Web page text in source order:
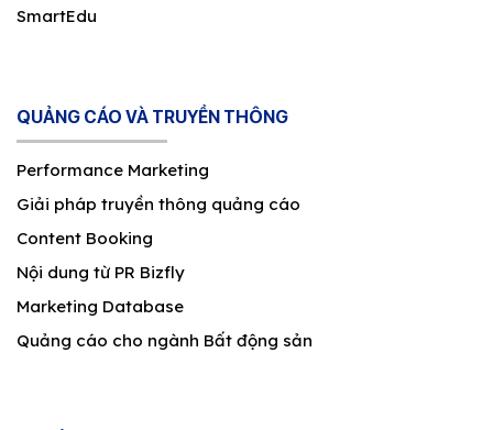
SmartEdu
QUẢNG CÁO VÀ TRUYỀN THÔNG
Performance Marketing
Giải pháp truyền thông quảng cáo
Content Booking
Nội dung từ PR Bizfly
Marketing Database
Quảng cáo cho ngành Bất động sản